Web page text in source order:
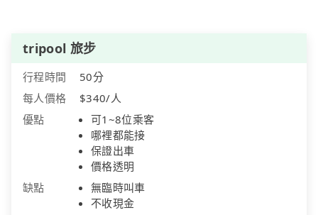
tripool 旅步
行程時間
50分
每人價格
$340/人
優點
可1~8位乘客
哪裡都能接
保證出車
價格透明
缺點
無臨時叫車
不收現金